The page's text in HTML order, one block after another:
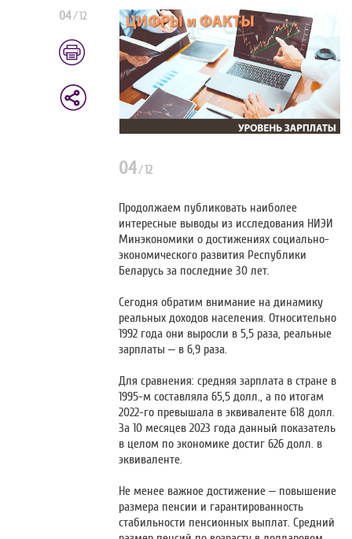
04/12
04/12
Продолжаем публиковать наиболее
интересные выводы из исследования НИЭИ
Минэкономики о достижениях социально-
экономического развития Республики
Беларусь за последние 30 лет.
Сегодня обратим внимание на динамику
реальных доходов населения. Относительно
1992 года они выросли в 5,5 раза, реальные
зарплаты – в 6,9 раза.
Для сравнения: средняя зарплата в стране в
1995-м составляла 65,5 долл., а по итогам
2022-го превышала в эквиваленте 618 долл.
За 10 месяцев 2023 года данный показатель
в целом по экономике достиг 626 долл. в
эквиваленте.
Не менее важное достижение – повышение
размера пенсии и гарантированность
стабильности пенсионных выплат. Средний